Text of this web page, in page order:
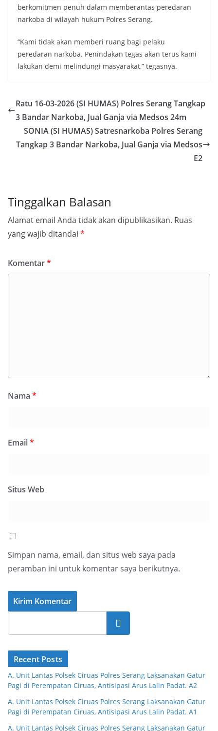
berkomitmen penuh dalam memberantas peredaran
narkoba di wilayah hukum Polres Serang.
“Kami tidak akan memberi ruang bagi pelaku
peredaran narkoba. Penindakan tegas akan terus kami
lakukan demi melindungi masyarakat,” tegasnya.
Ratu 16-03-2026 (SI HUMAS) Polres Serang Tangkap
3 Bandar Narkoba, Jual Ganja via Medsos 24m
SONIA (SI HUMAS) Satresnarkoba Polres Serang
Tangkap 3 Bandar Narkoba, Jual Ganja via Medsos
E2
Tinggalkan Balasan
Alamat email Anda tidak akan dipublikasikan. Ruas
yang wajib ditandai *
Komentar*
Nama *
Email*
Situs Web
Simpan nama, email, dan situs web saya pada
peramban ini untuk komentar saya berikutnya.
Cari
Recent Posts
A. Unit Lantas Polsek Ciruas Polres Serang Laksanakan Gatur
Pagi di Perempatan Ciruas, Antisipasi Arus Lalin Padat. A2
A. Unit Lantas Polsek Ciruas Polres Serang Laksanakan Gatur
Pagi di Perempatan Ciruas, Antisipasi Arus Lalin Padat. A1
A. Unit Lantas Polsek Ciruas Polres Serang Laksanakan Gatur